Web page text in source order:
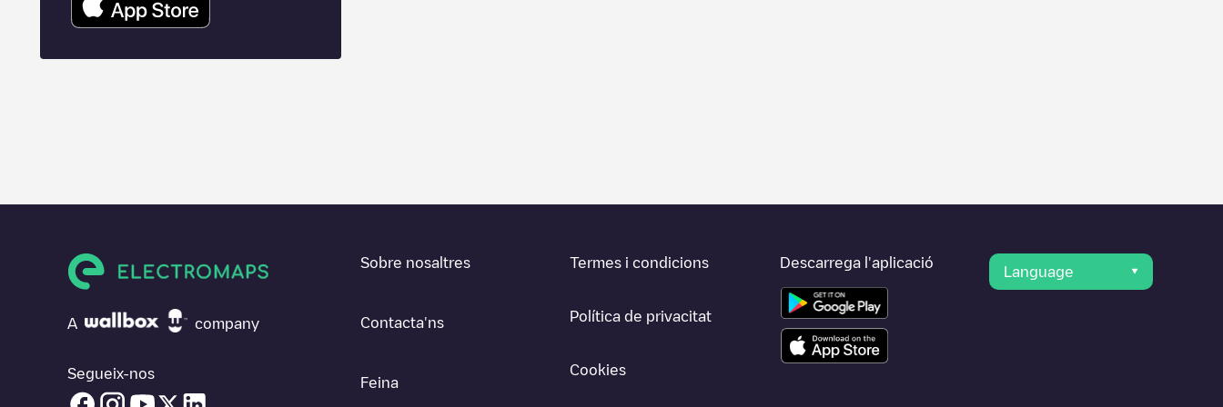
A company
Segueix-nos
Sobre nosaltres
Contacta'ns
Feina
Termes i condicions
Política de privacitat
Cookies
Descarrega l'aplicació
Language